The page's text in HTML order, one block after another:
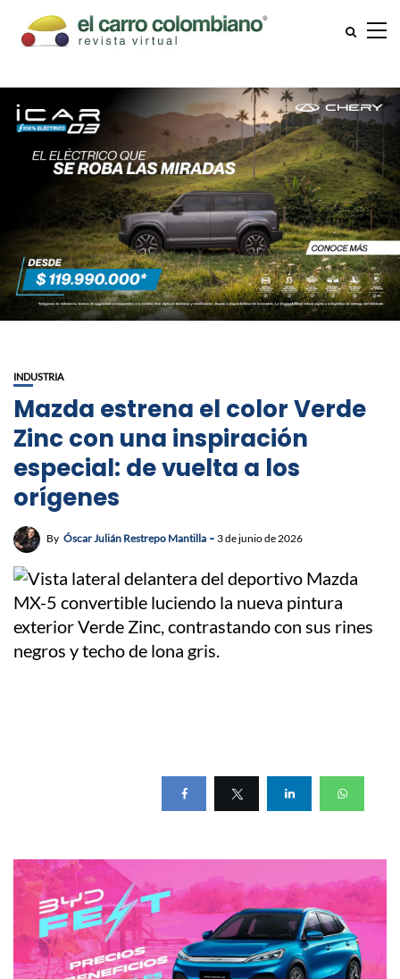
INDUSTRIA
Mazda estrena el color Verde
Zinc con una inspiración
especial: de vuelta a los
orígenes
By Óscar Julián Restrepo Mantilla 3 de junio de 2026